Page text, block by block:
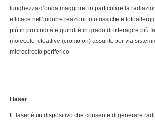
lunghezza d’onda maggiore, in particolare la
efficace nell’indurre reazioni fototossiche e
più in profondità e quindi è in grado di interagire più
molecole fotoattive (cromofori) assunte per via
microcircolo periferico
I laser
Il laser è un dispositivo che consente di generare